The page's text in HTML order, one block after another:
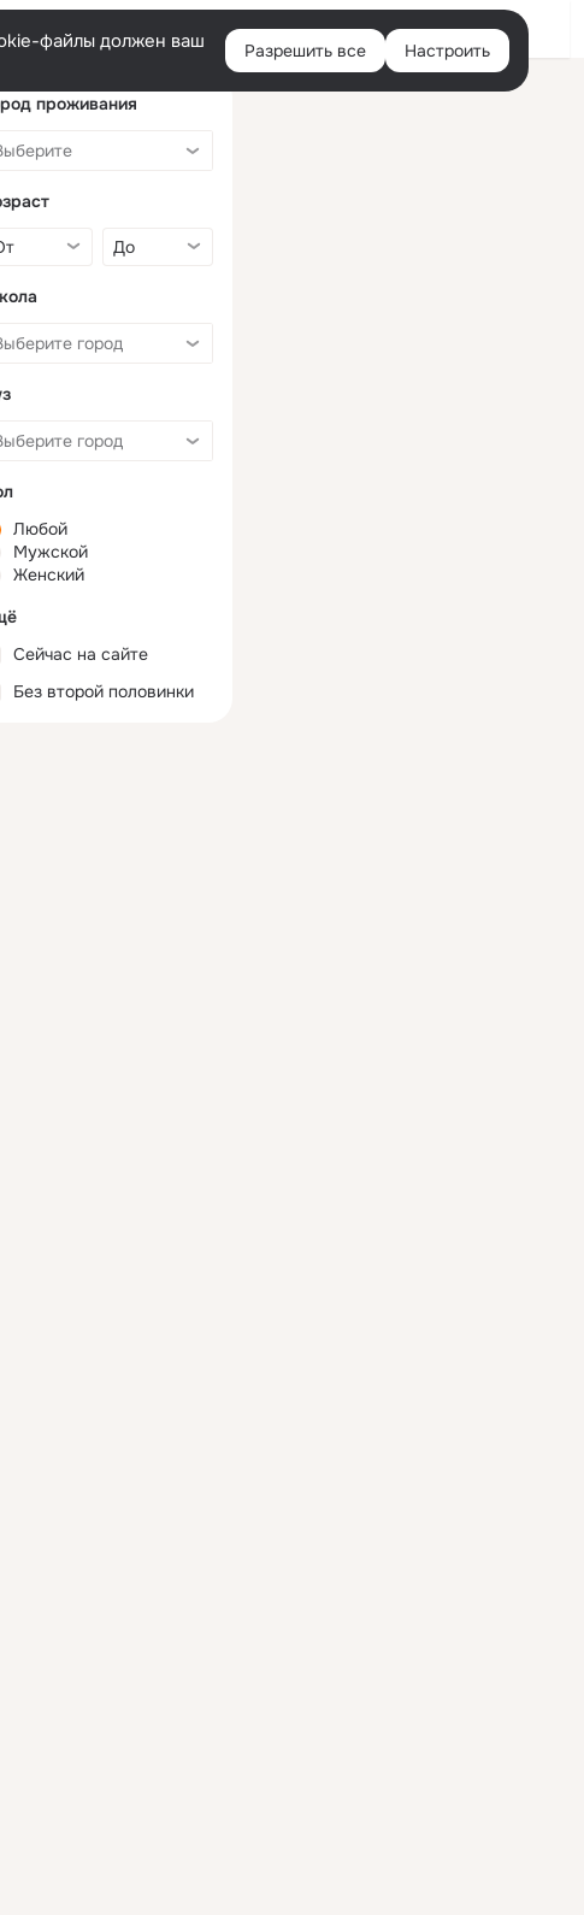
Войти
файлы должен ваш
Разрешить все Настроить
проживания
Любой
Мужской
Женский
Сейчас на сайте
Без второй половинки